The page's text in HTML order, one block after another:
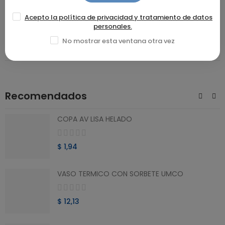
DETALLES DEL PRODUCTO
Recomendados
COPA AV LISA HELADO
$ 1,94
VASO TERMICO CON SORBETE UMCO
$ 12,13
Acepto la política de privacidad y tratamiento de datos
personales.
No mostrar esta ventana otra vez